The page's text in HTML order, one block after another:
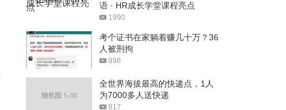
语 · HR成长学堂课程亮点
1990
考个证书在家躺着赚几十万？36
人被刑拘
898
全世界海拔最高的快递点，1人
为7000多人送快递
817